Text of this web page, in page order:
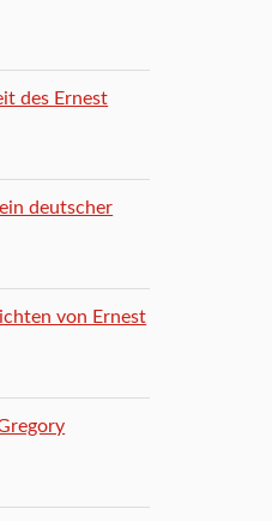
des Ernest
deutscher
von Ernest